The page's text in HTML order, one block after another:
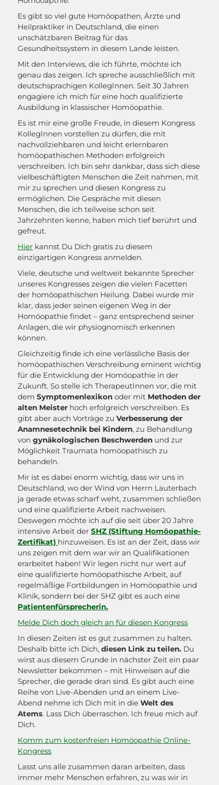
Es gibt so viel gute Homöopathen, Ärzte und
Heilpraktiker in Deutschland, die einen
unschätzbaren Beitrag für das
Gesundheitssystem in diesem Lande leisten.
Mit den Interviews, die ich führte, möchte ich
genau das zeigen. Ich spreche ausschließlich mit
deutschsprachigen KollegInnen. Seit 30 Jahren
engagiere ich mich für eine hoch qualifizierte
Ausbildung in klassischer Homöopathie.
Es ist mir eine große Freude, in diesem Kongress
KollegInnen vorstellen zu dürfen, die mit
nachvollziehbaren und leicht erlernbaren
homöopathischen Methoden erfolgreich
verschreiben. Ich bin sehr dankbar, dass sich diese
vielbeschäftigten Menschen die Zeit nahmen, mit
mir zu sprechen und diesen Kongress zu
ermöglichen. Die Gespräche mit diesen
Menschen, die ich teilweise schon seit
Jahrzehnten kenne, haben mich tief berührt und
gefreut.
Hier kannst Du Dich gratis zu diesem
einzigartigen Kongress anmelden.
Viele, deutsche und weltweit bekannte Sprecher
unseres Kongresses zeigen die vielen Facetten
der homöopathischen Heilung. Dabei wurde mir
klar, dass jeder seinen eigenen Weg in der
Homöopathie findet – ganz entsprechend seiner
Anlagen, die wir physiognomisch erkennen
können.
Gleichzeitig finde ich eine verlässliche Basis der
homöopathischen Verschreibung eminent wichtig
für die Entwicklung der Homöopathie in der
Zukunft. So stelle ich TherapeutInnen vor, die mit
demSymptomenlexikon oder mit Methoden der
alten Meister hoch erfolgreich verschreiben. Es
gibt aber auch Vorträge zuVerbesserung der
Anamnesetechnik bei Kindern, zu Behandlung
vongynäkologischen Beschwerden und zur
Möglichkeit Traumata homöopathisch zu
behandeln.
Mir ist es dabei enorm wichtig, dass wir uns in
Deutschland, wo der Wind von Herrn Lauterbach
ja gerade etwas scharf weht, zusammen schließen
und eine qualifizierte Arbeit nachweisen.
Deswegen möchte ich auf die seit über 20 Jahre
intensive Arbeit derSHZ (Stiftung Homöopathie-
Zertifikat) hinzuweisen. Es ist an der Zeit, dass wir
uns zeigen mit dem war wir an Qualifikationen
erarbeitet haben! Wir legen nicht nur wert auf
eine qualifizierte homöopathische Arbeit, auf
regelmäßige Fortbildungen in Homöopathie und
Klinik, sondern bei der SHZ gibt es auch eine
Patientenfürsprecherin.
Melde Dich doch gleich an für diesen Kongress
In diesen Zeiten ist es gut zusammen zu halten.
Deshalb bitte ich Dich,diesen Link zu teilen. Du
wirst aus diesem Grunde in nächster Zeit ein paar
Newsletter bekommen – mit Hinweisen auf die
Sprecher, die gerade dran sind. Es gibt auch eine
Reihe von Live-Abenden und an einem Live-
Abend nehme ich Dich mit in dieWelt des
Atems. Lass Dich überraschen. Ich freue mich auf
Dich.
Komm zum kostenfreien Homöopathie Online-
Kongress
Lasst uns alle zusammen daran arbeiten, dass
immer mehr Menschen erfahren, zu was wir in